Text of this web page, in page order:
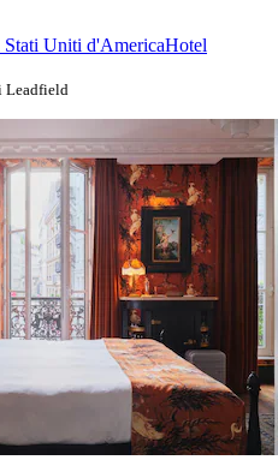
Uniti d'AmericaHotel
Leadfield